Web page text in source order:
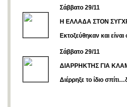
Σάββατο 29/11
Η ΕΛΛΑΔΑ ΣΤΟΝ
Εκτοξεύθηκαν και
Σάββατο 29/11
ΔΙΑΡΡΗΚΤΗΣ ΓΙΑ
Διέρρηξε το ίδιο